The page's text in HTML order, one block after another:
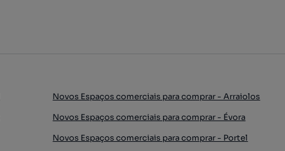
Novos Espaços comerciais para comprar - Arraiolos
Novos Espaços comerciais para comprar - Évora
Novos Espaços comerciais para comprar - Portel